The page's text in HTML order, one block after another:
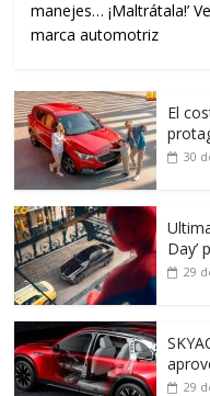
manejes… ¡Maltrátala!’
marca automotriz
El
30
Day’
29
29